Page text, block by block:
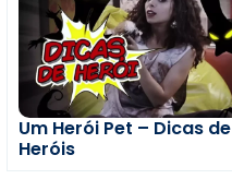
Um Herói Pet – Dicas de
Heróis